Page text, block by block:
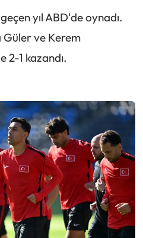
yıl ABD'de oynadı.
Güler ve Kerem
2-1 kazandı.